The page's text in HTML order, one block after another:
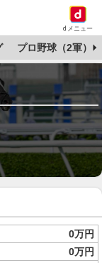
dメニュー
プロ野球（2軍）
0万円
0万円